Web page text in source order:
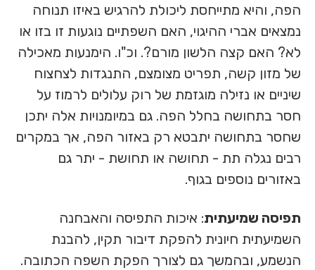
הפה, והיא מתייחסת ליכולת להרגיש באיזו תנוחה
נמצאים אברי ההיגוי, האם השפתיים נוגעות זו בזו או
לא? האם קצה הלשון מורם?. וכ"ו. הימנעות מאכילה
של מזון קשה, תפריט מצומצם, התנגדות לצחצוח
שיניים או נזילה מוגזמת של רוק עלולים לרמוז על
חסר בתחושה בחלל הפה. גם במיומנויות אלה יתכן
שחסר בתחושה יתבטא רק באזור הפה, אך במקרים
רבים נגלה תת - תחושה או תחושת - יתר גם
באזורים נוספים בגוף.
תפיסה שמיעתית: איכות התפיסה והאבחנה
השמיעתית חיונית להפקת דיבור תקין, להבנת
הנשמע, ובהמשך גם לצורך הפקת השפה הכתובה.